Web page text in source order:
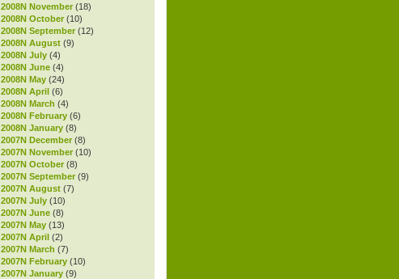
2008N November (18)
2008N October (10)
2008N September (12)
2008N August (9)
2008N July (4)
2008N June (4)
2008N May (24)
2008N April (6)
2008N March (4)
2008N February (6)
2008N January (8)
2007N December (8)
2007N November (10)
2007N October (8)
2007N September (9)
2007N August (7)
2007N July (10)
2007N June (8)
2007N May (13)
2007N April (2)
2007N March (7)
2007N February (10)
2007N January (9)